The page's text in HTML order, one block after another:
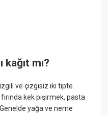
kağıt mı?
ve çizgisiz iki tipte
kek pişirmek, pasta
yağa ve neme